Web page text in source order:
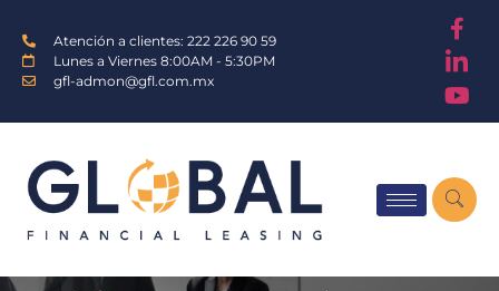
Atención a clientes: 222 226 90 59
Lunes a Viernes 8:00AM - 5:30PM
gfl-admon@gfl.com.mx